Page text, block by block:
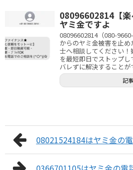
08096602814【
ヤミ金ですよ
08096602814（080-
からのヤミ金被害を止
士へ相談してください
を最短即日でストップ
バレずに解決することが
記
08021524184はヤミ金の